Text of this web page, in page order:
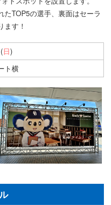
TOP5の選手、裏面はセーラ
ます！
日)
ト横